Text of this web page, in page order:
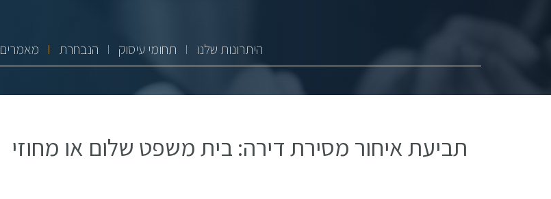
היתרונות שלנו תחומי עיסוק הנבחרת מאמרים
תביעת איחור מסירת דירה: בית משפט שלום או מחוזי